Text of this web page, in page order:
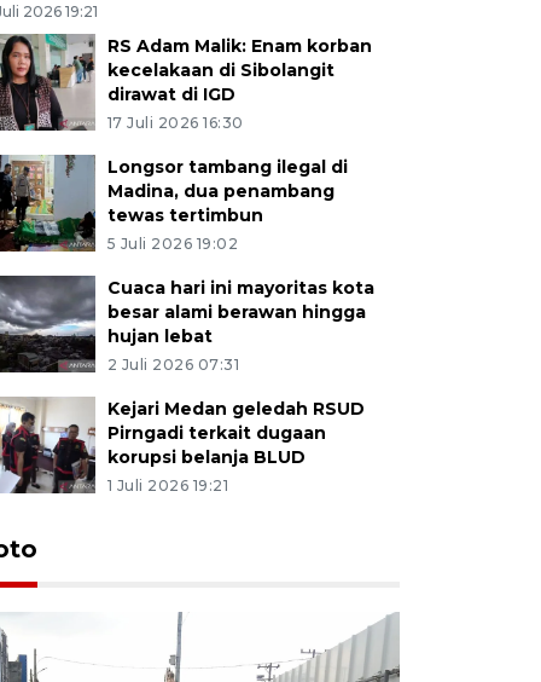
2026 19:21
RS Adam Malik: Enam korban
kecelakaan di Sibolangit
dirawat di IGD
17 Juli 2026 16:30
Longsor tambang ilegal di
Madina, dua penambang
tewas tertimbun
5 Juli 2026 19:02
Cuaca hari ini mayoritas kota
besar alami berawan hingga
hujan lebat
2 Juli 2026 07:31
Kejari Medan geledah RSUD
Pirngadi terkait dugaan
korupsi belanja BLUD
1 Juli 2026 19:21